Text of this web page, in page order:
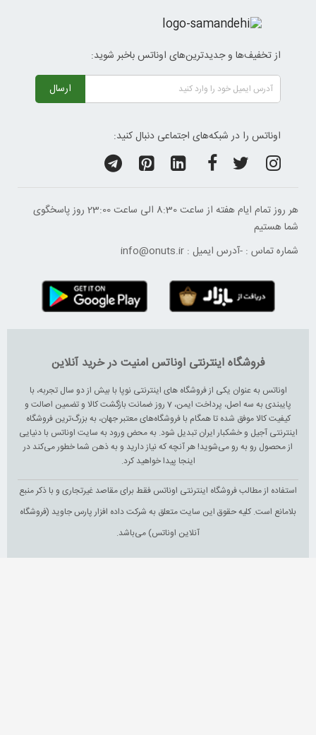
از تخفیف‌ها و جدیدترین‌های اوناتس باخبر شوید:
ارسال
اوناتس را در شبکه‌های اجتماعی دنبال کنید:
هر روز تمام ایام هفته از ساعت 8:30 الی ساعت 23:00 ‌روز پاسخگوی
شما هستیم
شماره تماس : -آدرس ایمیل : info@onuts.ir
فروشگاه اینترنتی اوناتس امنیت در خرید آنلاین
اوناتس به عنوان یکی از فروشگاه های اینترنتی نوپا با بیش از دو سال تجربه، با
پایبندی به سه اصل، پرداخت ایمن، 7 روز ضمانت بازگشت کالا و تضمین اصالت و
کیفیت کالا موفق شده تا همگام با فروشگاه‌های معتبر جهان، به بزرگ‌ترین فروشگاه
اینترنتی آجیل و خشکبار ایران تبدیل شود. به محض ورود به سایت اوناتس با دنیایی
از محصول رو به رو می‌شوید! هر آنچه که نیاز دارید و به ذهن شما خطور می‌کند در
اینجا پیدا خواهید کرد.
استفاده از مطالب فروشگاه اینترنتی اوناتس فقط برای مقاصد غیرتجاری و با ذکر منبع
بلامانع است. کلیه حقوق این سایت متعلق به شرکت داده افزار پارس جاوید (فروشگاه
آنلاین اوناتس) می‌باشد.